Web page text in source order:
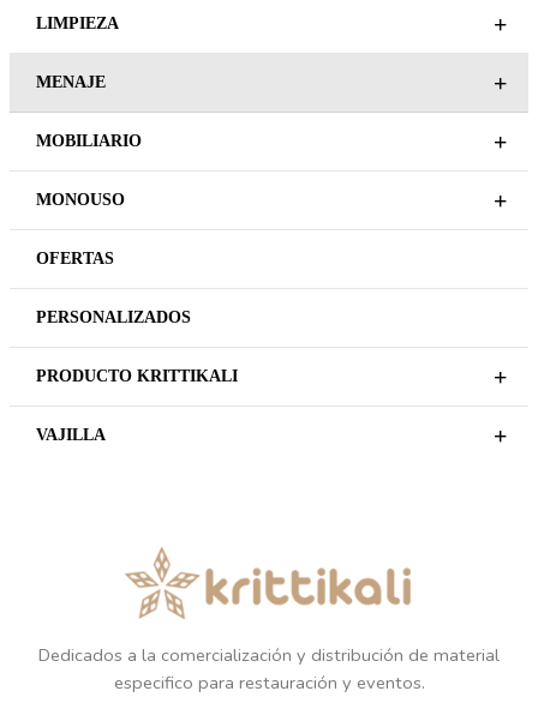
+
LIMPIEZA
+
MENAJE
+
MOBILIARIO
+
MONOUSO
OFERTAS
PERSONALIZADOS
+
PRODUCTO KRITTIKALI
+
VAJILLA
Dedicados a la comercialización y distribución de material
especifico para restauración y eventos.